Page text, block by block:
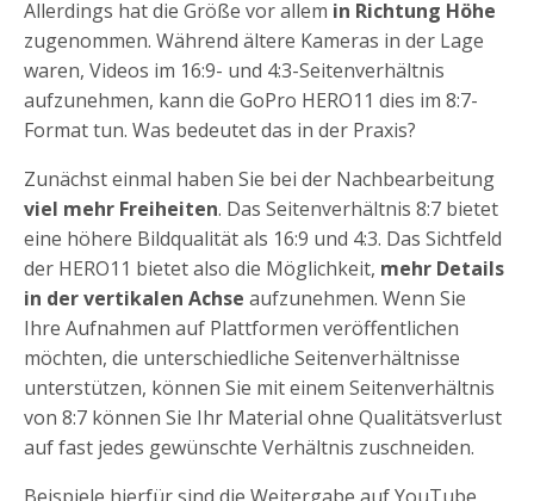
Allerdings hat die Größe vor allem in Richtung Höhe
zugenommen. Während ältere Kameras in der Lage
waren, Videos im 16:9- und 4:3-Seitenverhältnis
aufzunehmen, kann die GoPro HERO11 dies im 8:7-
Format tun. Was bedeutet das in der Praxis?
Zunächst einmal haben Sie bei der Nachbearbeitung
viel mehr Freiheiten. Das Seitenverhältnis 8:7 bietet
eine höhere Bildqualität als 16:9 und 4:3. Das Sichtfeld
der HERO11 bietet also die Möglichkeit, mehr Details
in der vertikalen Achse aufzunehmen. Wenn Sie
Ihre Aufnahmen auf Plattformen veröffentlichen
möchten, die unterschiedliche Seitenverhältnisse
unterstützen, können Sie mit einem Seitenverhältnis
von 8:7 können Sie Ihr Material ohne Qualitätsverlust
auf fast jedes gewünschte Verhältnis zuschneiden.
Beispiele hierfür sind die Weitergabe auf YouTube